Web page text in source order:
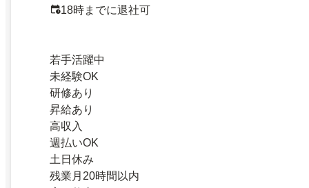
18時までに退社可
若手活躍中
未経験OK
研修あり
昇給あり
高収入
週払いOK
土日休み
残業月20時間以内